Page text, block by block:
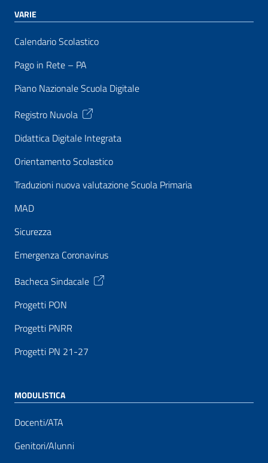
VARIE
Calendario Scolastico
Pago in Rete – PA
Piano Nazionale Scuola Digitale
Registro Nuvola
Didattica Digitale Integrata
Orientamento Scolastico
Traduzioni nuova valutazione Scuola Primaria
MAD
Sicurezza
Emergenza Coronavirus
Bacheca Sindacale
Progetti PON
Progetti PNRR
Progetti PN 21-27
MODULISTICA
Docenti/ATA
Genitori/Alunni